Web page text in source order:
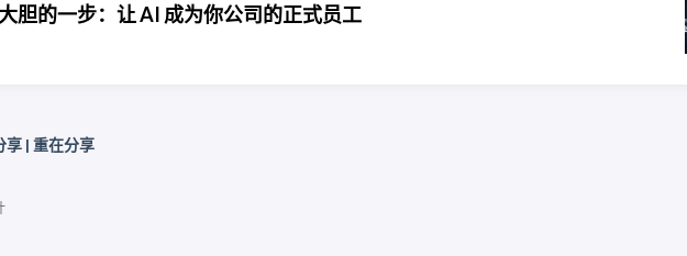
胆的一步：让 AI 成为你公司的正式员工
| 重在分享